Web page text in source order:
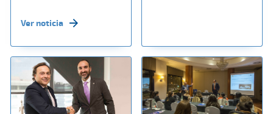
Ver noticia